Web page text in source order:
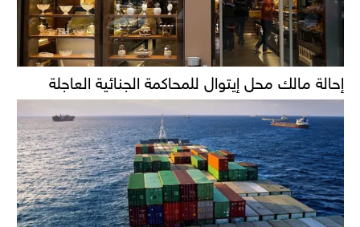
إحالة مالك محل إيتوال للمحاكمة الجنائية العاجلة